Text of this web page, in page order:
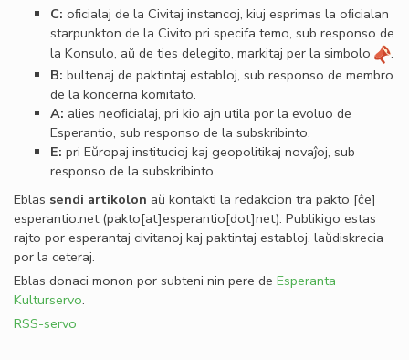
C: oﬁcialaj de la Civitaj instancoj, kiuj esprimas la oﬁcialan
starpunkton de la Civito pri specifa temo, sub responso de
la Konsulo, aŭ de ties delegito, markitaj per la simbolo
.
B: bultenaj de paktintaj establoj, sub responso de membro
de la koncerna komitato.
A: alies neoﬁcialaj, pri kio ajn utila por la evoluo de
Esperantio, sub responso de la subskribinto.
E: pri Eŭropaj institucioj kaj geopolitikaj novaĵoj, sub
responso de la subskribinto.
Eblas sendi artikolon aŭ kontakti la redakcion tra pakto [ĉe]
esperantio.net(pakto[at]esperantio[dot]net). Publikigo estas
rajto por esperantaj civitanoj kaj paktintaj establoj, laŭdiskrecia
por la ceteraj.
Eblas donaci monon por subteni nin pere de Esperanta
Kulturservo.
RSS-servo